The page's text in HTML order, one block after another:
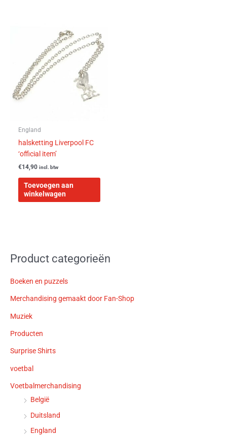
England
halsketting Liverpool FC
‘official item’
€14,90 incl. btw
Toevoegen aan
winkelwagen
Product categorieën
Boeken en puzzels
Merchandising gemaakt door Fan-Shop
Muziek
Producten
Surprise Shirts
voetbal
Voetbalmerchandising
België
Duitsland
England